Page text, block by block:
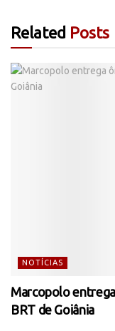
Related Posts
NOTÍCIAS
Marcopolo
BRT de Goiânia